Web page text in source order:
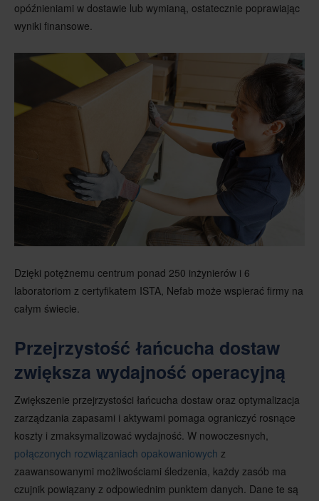
opóźnieniami w dostawie lub wymianą, ostatecznie poprawiając
wyniki finansowe.
Dzięki potężnemu centrum ponad 250 inżynierów i 6
laboratoriom z certyfikatem ISTA, Nefab może wspierać firmy na
całym świecie.
Przejrzystość łańcucha dostaw
zwiększa wydajność operacyjną
Zwiększenie przejrzystości łańcucha dostaw oraz optymalizacja
zarządzania zapasami i aktywami pomaga ograniczyć rosnące
koszty i zmaksymalizować wydajność. W nowoczesnych,
połączonych rozwiązaniach opakowaniowych z
zaawansowanymi możliwościami śledzenia, każdy zasób ma
czujnik powiązany z odpowiednim punktem danych. Dane te są